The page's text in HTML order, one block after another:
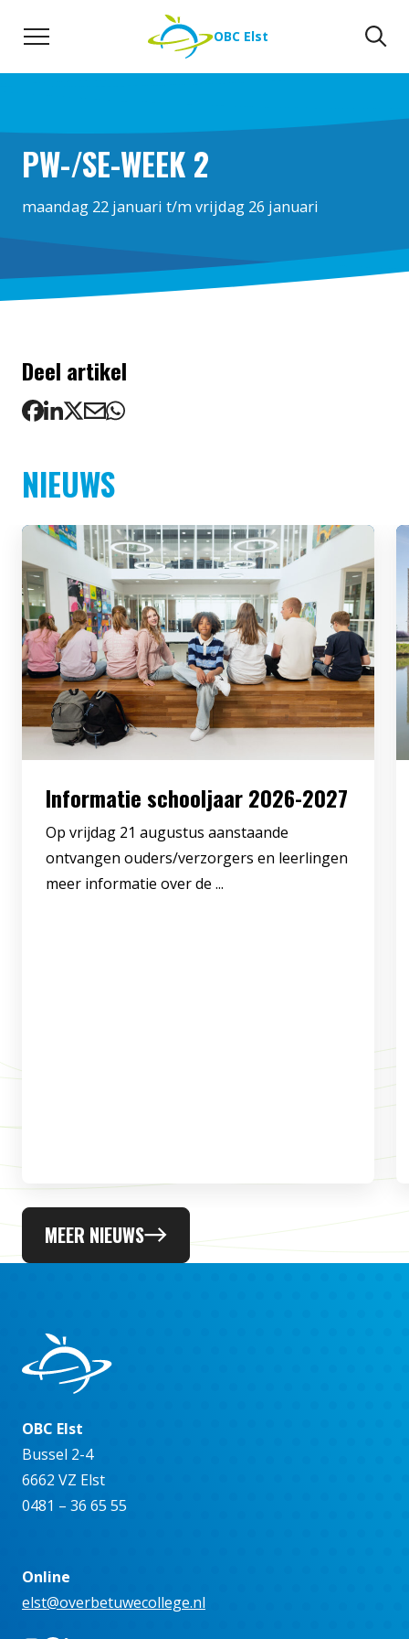
OBC Elst
PW-/SE-WEEK 2
maandag 22 januari t/m vrijdag 26 januari
Deel artikel
NIEUWS
Informatie schooljaar 2026-2027
Op vrijdag 21 augustus aanstaande
ontvangen ouders/verzorgers en leerlingen
meer informatie over de ...
MEER NIEUWS
OBC Elst
Bussel 2-4
6662 VZ Elst
0481 – 36 65 55
Online
elst@overbetuwecollege.nl